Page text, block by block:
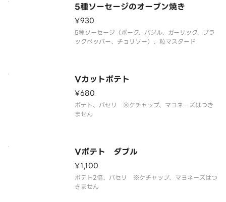
5種ソーセージのオーブン焼き
¥930
5種ソーセージ（ポーク、バジル、ガーリック、ブラ
ックペッパー、チョリソー）、粒マスタード
Vカットポテト
¥680
ポテト、パセリ ※ケチャップ、マヨネーズはつき
ません
Vポテト ダブル
¥1,100
ポテト2倍、パセリ ※ケチャップ、マヨネーズはつ
きません